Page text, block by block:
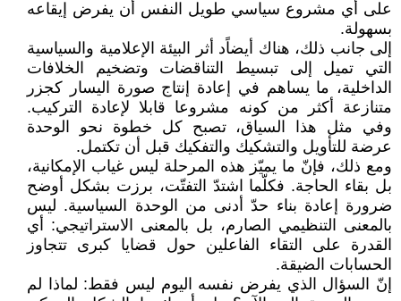
على أي مشروع سياسي طويل النفس أن يفرض إيقاعه
بسهولة.
إلى جانب ذلك، هناك أيضاًد أثر البيئة الإعلامية والسياسية
التي تميل إلى تبسيط التناقضات وتضخيم الخلافات
الداخلية، ما يساهم في إعادة إنتاج صورة اليسار كجزر
متنازعة أكثر من كونه مشروعا قابلا لإعادة التركيب.
وفي مثل هذا السياق، تصبح كل خطوة نحو الوحدة
عرضة للتأويل والتشكيك والتفكيك قبل أن تكتمل.
ومع ذلك، فإنّ ما يميّز هذه المرحلة ليس غياب الإمكانية،
بل بقاء الحاجة. فكلّما اشتدّ التفتّت، برزت بشكل أوضح
ضرورة إعادة بناء حدّ أدنى من الوحدة السياسية. ليس
بالمعنى التنظيمي الصارم، بل بالمعنى الاستراتيجي: أي
القدرة على التقاء الفاعلين حول قضايا كبرى تتجاوز
الحسابات الضيقة.
إنّ السؤال الذي يفرض نفسه اليوم ليس فقط: لماذا لم